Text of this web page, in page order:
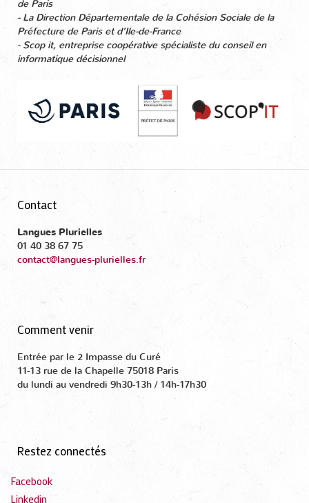
de Paris
- La Direction Départementale de la Cohésion Sociale de la
Préfecture de Paris et d’Ile-de-France
- Scop it, entreprise coopérative spécialiste du conseil en
informatique décisionnel
Contact
Langues Plurielles
01 40 38 67 75
contact@langues-plurielles.fr
Comment venir
Entrée par le 2 Impasse du Curé
11-13 rue de la Chapelle 75018 Paris
du lundi au vendredi 9h30-13h / 14h-17h30
Restez connectés
Facebook
Linkedin